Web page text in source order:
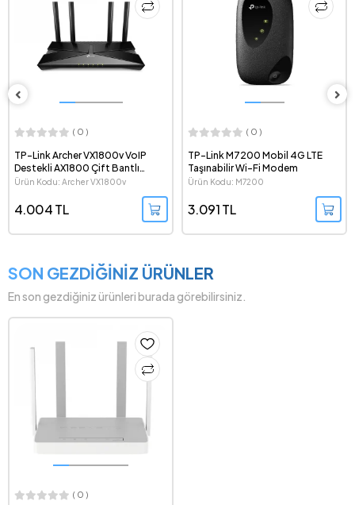
( 0 )
TP-Link Archer VX1800v VoIP
Destekli AX1800 Çift Bantlı
VDSL/ADSL Wi-Fi 6 Modem
Ürün Kodu: Archer VX1800v
4.004 TL
( 0 )
TP-Link M7200 Mobil 4G LTE
Taşınabilir Wi-Fi Modem
Ürün Kodu: M7200
3.091 TL
SON GEZDİĞİNİZ ÜRÜNLER
En son gezdiğiniz ürünleri burada görebilirsiniz.
( 0 )